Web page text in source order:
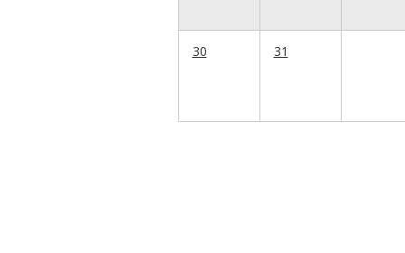
30 31